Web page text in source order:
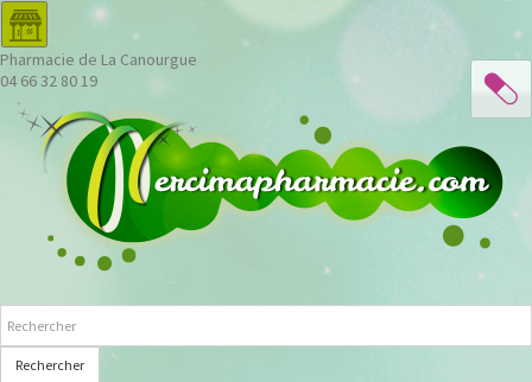
Pharmacie de La Canourgue
04 66 32 80 19
Rechercher